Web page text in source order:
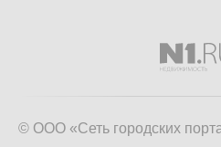
© ООО «Сеть городских